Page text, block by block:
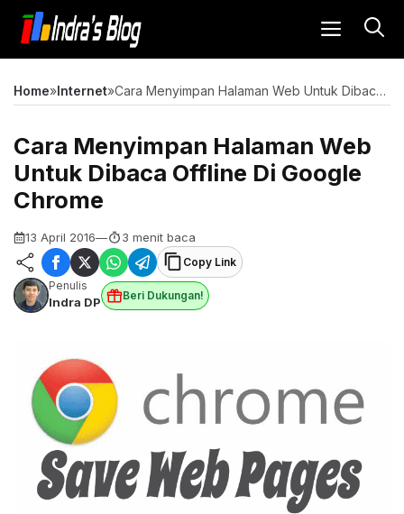
Langsung
isi
MENU
Home»Internet» Cara Menyimpan Halaman Web Untuk Dibaca Offline Di Google Chrome
Cara Menyimpan Halaman Web
Untuk Dibaca Offline Di Google
Chrome
13 April 2016— 3 menit baca
Copy Link
Penulis
Indra DP Beri Dukungan!